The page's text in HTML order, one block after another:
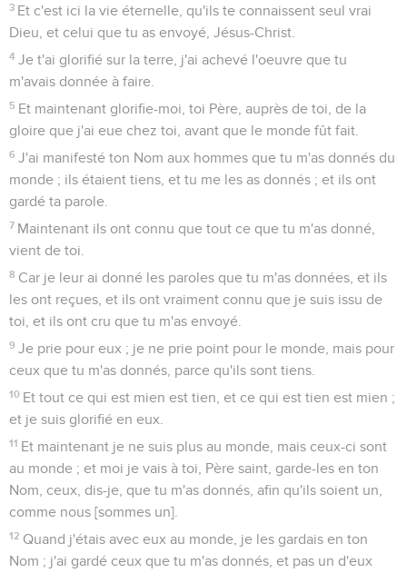
3 Et c'est ici la vie éternelle, qu'ils te connaissent seul vrai
Dieu, et celui que tu as envoyé, Jésus-Christ.
4 Je t'ai glorifié sur la terre, j'ai achevé l'oeuvre que tu
m'avais donnée à faire.
5 Et maintenant glorifie-moi, toi Père, auprès de toi, de la
gloire que j'ai eue chez toi, avant que le monde fût fait.
6 J'ai manifesté ton Nom aux hommes que tu m'as donnés du
monde ; ils étaient tiens, et tu me les as donnés ; et ils ont
gardé ta parole.
7 Maintenant ils ont connu que tout ce que tu m'as donné,
vient de toi.
8 Car je leur ai donné les paroles que tu m'as données, et ils
les ont reçues, et ils ont vraiment connu que je suis issu de
toi, et ils ont cru que tu m'as envoyé.
9 Je prie pour eux ; je ne prie point pour le monde, mais pour
ceux que tu m'as donnés, parce qu'ils sont tiens.
10 Et tout ce qui est mien est tien, et ce qui est tien est mien ;
et je suis glorifié en eux.
11 Et maintenant je ne suis plus au monde, mais ceux-ci sont
au monde ; et moi je vais à toi, Père saint, garde-les en ton
Nom, ceux, dis-je, que tu m'as donnés, afin qu'ils soient un,
comme nous [sommes un].
12 Quand j'étais avec eux au monde, je les gardais en ton
Nom ; j'ai gardé ceux que tu m'as donnés, et pas un d'eux